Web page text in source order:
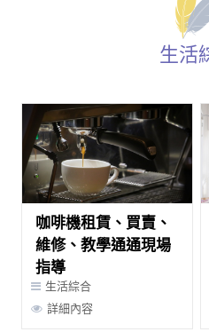
生活
咖啡機租賃、買賣、
維修、教學通通現場
指導
生活綜合
詳細內容